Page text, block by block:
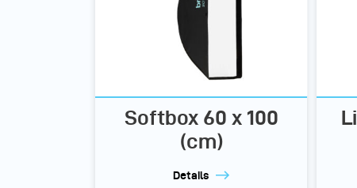
Softbox 60 x 100
(cm)
Details